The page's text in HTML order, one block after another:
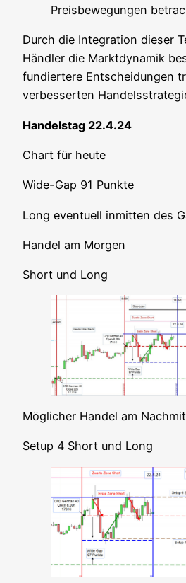
Preis­be­we­gun­gen
Durch die Inte­gra­ti­on die­ser
Händ­ler die Markt­dy­na­mik
fun­dier­te­re Ent­schei­dun­gen
ver­bes­ser­ten
Han­dels­tag 22.4.24
Chart für heute
Wide-Gap 91 Punkte
Long even­tu­ell inmit­ten des
Han­del am Morgen
Short und Long
Mög­li­cher Han­del am
Set­up 4 Short und Long